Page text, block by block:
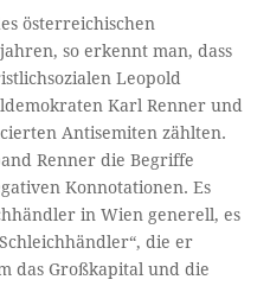
österreichischen
so erkennt man, dass
Leopold
Karl Renner und
Antisemiten zählten.
Renner die Begriffe
Konnotationen. Es
in Wien generell, es
die er
das Großkapital und die